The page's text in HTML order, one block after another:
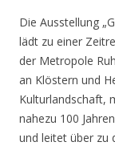
Die Ausstellung
lädt zu einer
der Metropole
an Klöstern und
Kulturlandschaft,
nahezu 100
und leitet über zu